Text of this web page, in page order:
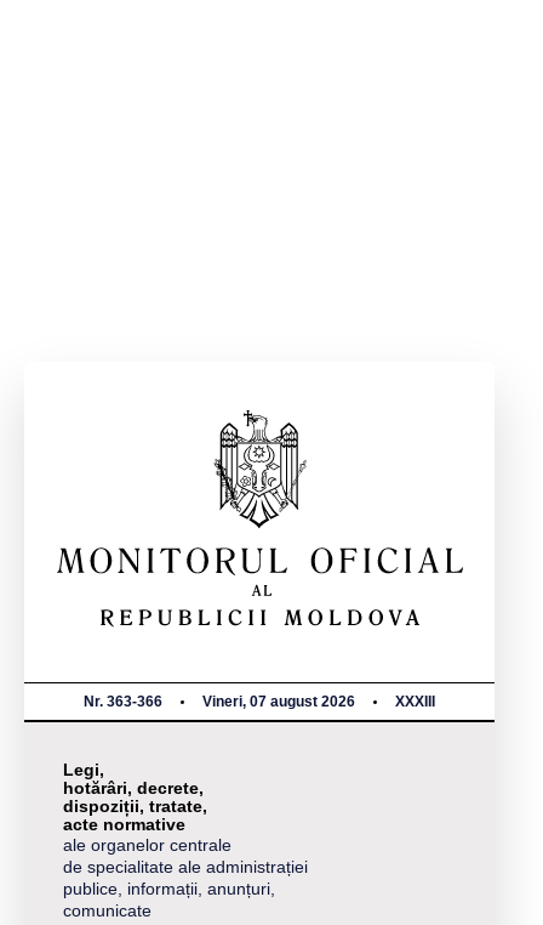
Nr. 363-366 Vineri, 07 august 2026 XXXIII
Legi,
hotărâri, decrete,
dispoziții, tratate,
acte normative
ale organelor centrale
de specialitate ale administrației
publice, informații, anunțuri,
comunicate